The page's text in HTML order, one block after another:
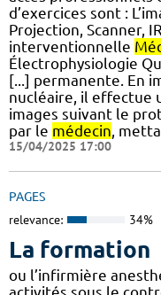
d’exercices sont :
Projection, Scanner,
interventionnelle
Électrophysiologie
[...] permanente. En
nucléaire, il effectue
images suivant le
par le médecin,
15/04/2025 17:00
PAGES
relevance: 34%
La formation
ou l’infirmière